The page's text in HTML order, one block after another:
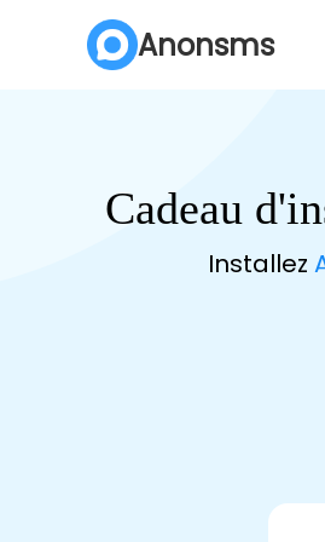
Anonsms
Cadeau
Installez
Anonsms
Anonsms